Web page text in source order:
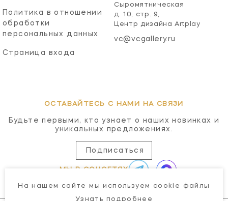
Политика в отношении
обработки
персональных данных
Страница входа
Сыромятническая
д. 10, стр. 9,
Центр дизайна Artplay
vc@vcgallery.ru
ОСТАВАЙТЕСЬ С НАМИ НА СВЯЗИ
Будьте первыми, кто узнает о наших новинках и
уникальных предложениях.
Подписаться
МЫ В СОЦСЕТЯХ
На нашем сайте мы используем cookie файлы
Узнать подробнее